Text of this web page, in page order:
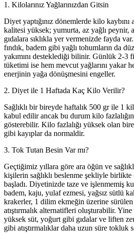
1. Kilolarınız Yağlarınızdan Gitsin
Diyet yaptığınız dönemlerde kilo kaybını
kalitesi yüksek; yumurta, az yağlı peynir,
gıdalara sıklıkla yer vermenizde fayda
fındık, badem gibi yağlı tohumların da
yakımını desteklediği bilinir. Günlük 2-3
tüketimi ise hem mevcut yağlarını yakar
enerjinin yağa dönüşmesini engeller.
2. Diyet ile 1 Haftada Kaç Kilo Verilir?
Sağlıklı bir bireyde haftalık 500 gr ile 1
kabul edilir ancak bu durum kilo
gösterebilir. Kilo fazlalığı yüksek olan
gibi kayıplar da normaldir.
3. Tok Tutan Besin Var mı?
Geçtiğimiz yıllara göre ara öğün ve
kişilerin sağlıklı beslenme şekliyle
başladı. Diyetinizde taze ve işlenmemiş
badem, kaju, yulaf ezmesi, yağsız sütlü
krakerler, 1 dilim ekmeğin üzerine sürülen
atıştırmalık alternatifleri oluşturabilir.
yüksek süt, yoğurt gibi gıdalar ve liften
gibi atıştırmalıklar daha uzun süre tokluk